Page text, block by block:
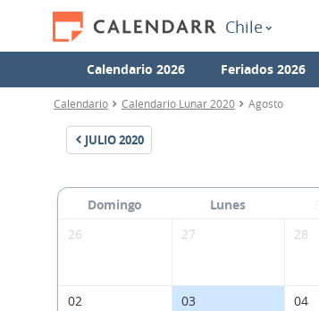
Chile
Calendario 2026 Feriados 2026
Calendario Calendario Lunar 2020 Agosto
JULIO2020
Domingo Lunes
26
27 28
02 03 04